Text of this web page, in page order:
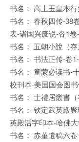
书名： 高上玉皇本
书名： 春秋四传-38
表-诸国兴废说-各1
书名： 五朝小說（
书名： 书法正传-卷
书名： 童蒙必读书-
校刊本-美国国会图
书名： 士禮居叢書
书名： 钦定武英殿
英殿活字印本-哈佛
书名： 赤堇遺稿六